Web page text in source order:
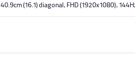
40.9cm (16.1) diagonal, FHD (1920x1080),